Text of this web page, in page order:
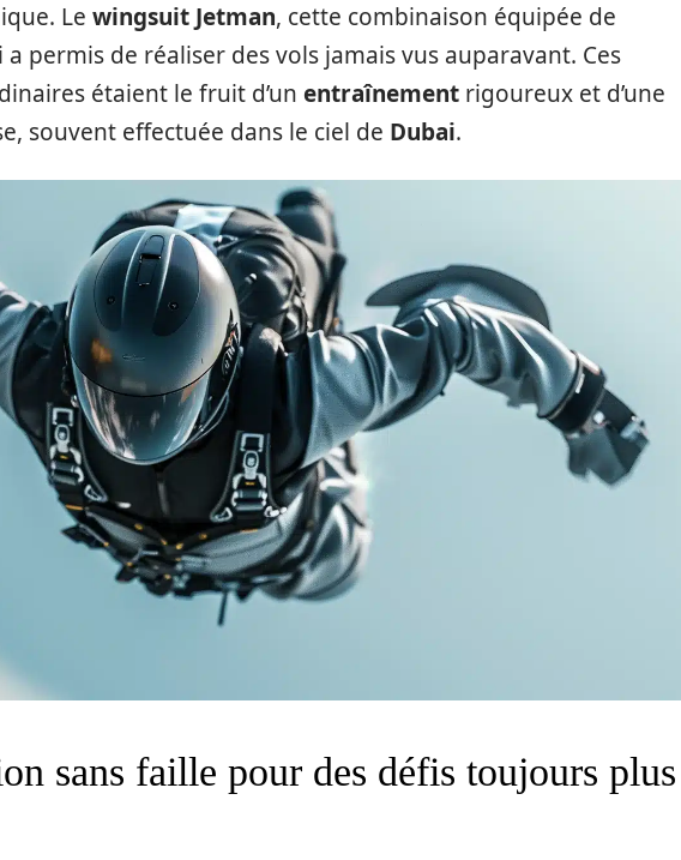
Le wingsuit Jetman, cette combinaison équipée de
permis de réaliser des vols jamais vus auparavant. Ces
étaient le fruit d’un entraînement rigoureux et d’une
souvent effectuée dans le ciel de Dubai.
sans faille pour des défis toujours plus